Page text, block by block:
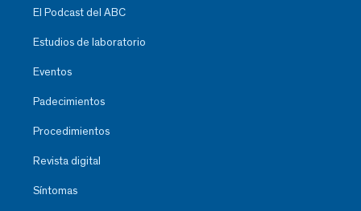
El Podcast del ABC
Estudios de laboratorio
Eventos
Padecimientos
Procedimientos
Revista digital
Síntomas